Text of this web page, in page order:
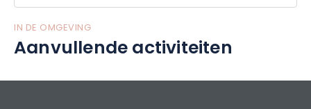
IN DE OMGEVING
Aanvullende activiteiten